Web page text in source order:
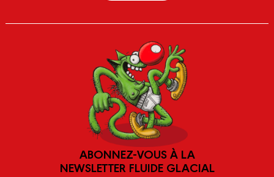
ABONNEZ-VOUS À LA
NEWSLETTER FLUIDE GLACIAL